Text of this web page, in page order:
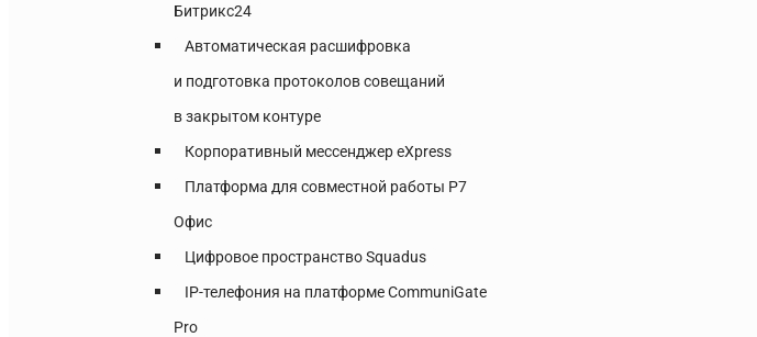
Битрикс24
Автоматическая расшифровка
и подготовка протоколов совещаний
в закрытом контуре
Корпоративный мессенджер eXpress
Платформа для совместной работы Р7
Офис
Цифровое пространство Squadus
IP-телефония на платформе CommuniGate
Pro